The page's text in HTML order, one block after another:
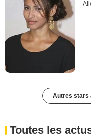
Autres stars
Toutes les